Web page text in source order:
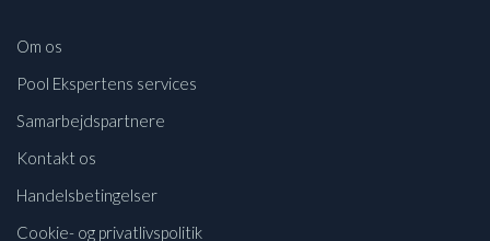
Om os
Pool Ekspertens services
Samarbejdspartnere
Kontakt os
Handelsbetingelser
Cookie- og privatlivspolitik